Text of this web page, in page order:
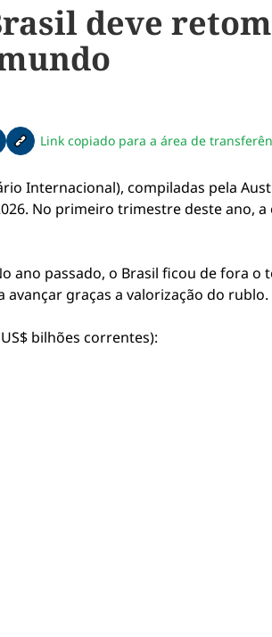
deve
no facebook
no twitter
pelo email
Copiar link da notícia
Link copiado para a área de
Internacional), compiladas pela
No primeiro trimestre deste ano,
ano passado, o Brasil ficou de fora
avançar graças a valorização do rublo.
bilhões correntes):